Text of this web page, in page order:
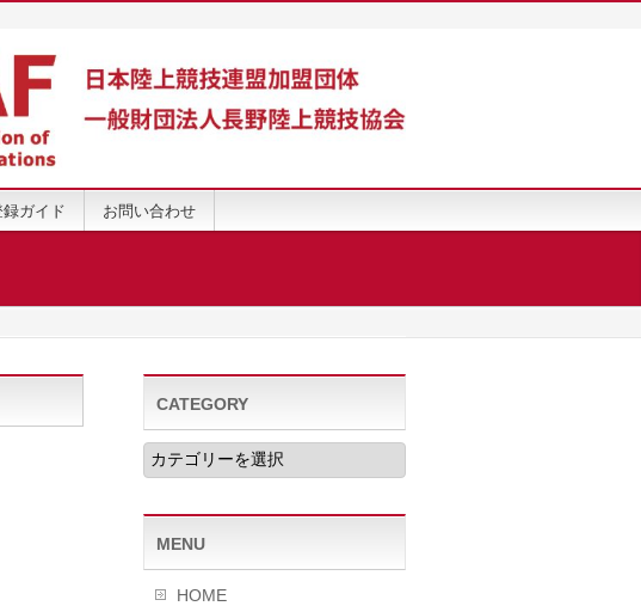
ガイド お問い合わせ
CATEGORY
CATEGORY
MENU
HOME